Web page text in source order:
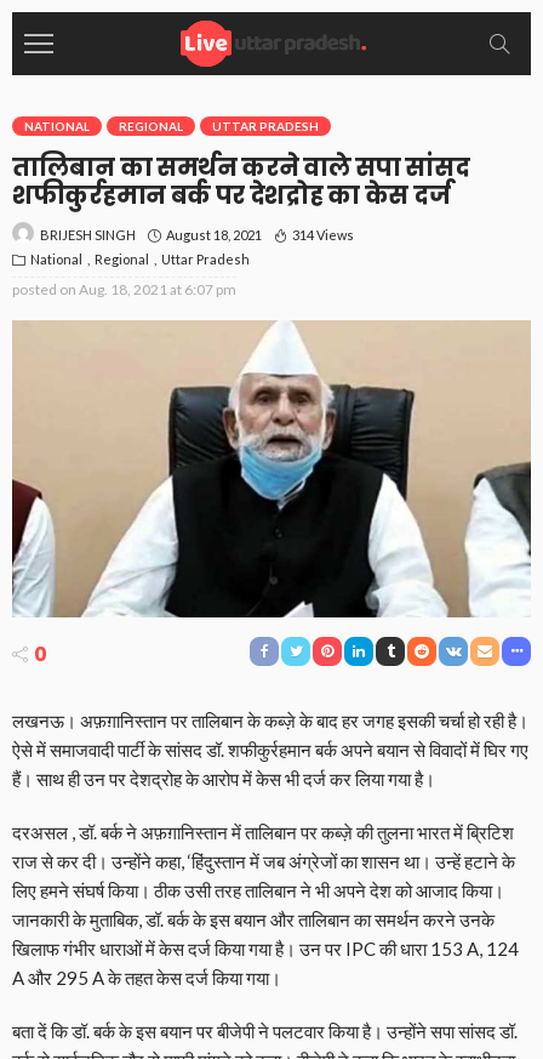
NATIONAL REGIONAL UTTAR PRADESH
तालिबान का समर्थन करने वाले सपा सांसद
शफीकुर्रहमान बर्क पर देशद्रोह का केस दर्ज
BRIJESH SINGH August 18, 2021
314 Views
National
Regional Uttar Pradesh
posted on Aug. 18, 2021 at 6:07 pm
0
लखनऊ। अफ़ग़ानिस्तान पर तालिबान के कब्ज़े के बाद हर जगह इसकी चर्चा हो रही है।
ऐसे में समाजवादी पार्टी के सांसद डॉ. शफीकुर्रहमान बर्क अपने बयान से विवादों में घिर गए
हैं। साथ ही उन पर देशद्रोह के आरोप में केस भी दर्ज कर लिया गया है।
दरअसल , डॉ. बर्क ने अफ़ग़ानिस्तान में तालिबान पर कब्ज़े की तुलना भारत में ब्रिटिश
राज से कर दी। उन्होंने कहा, ‘हिंदुस्तान में जब अंग्रेजों का शासन था। उन्हें हटाने के
लिए हमने संघर्ष किया। ठीक उसी तरह तालिबान ने भी अपने देश को आजाद किया।
जानकारी के मुताबिक, डॉ. बर्क के इस बयान और तालिबान का समर्थन करने उनके
खिलाफ गंभीर धाराओं में केस दर्ज किया गया है। उन पर IPC की धारा 153 A, 124
A और 295 A के तहत केस दर्ज किया गया।
बता दें कि डॉ. बर्क के इस बयान पर बीजेपी ने पलटवार किया है। उन्होंने सपा सांसद डॉ.